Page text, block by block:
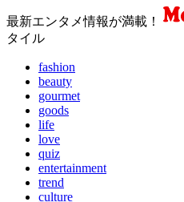
最新エンタメ情報が満載！
タイル
fashion
beauty
gourmet
goods
life
love
quiz
entertainment
trend
culture